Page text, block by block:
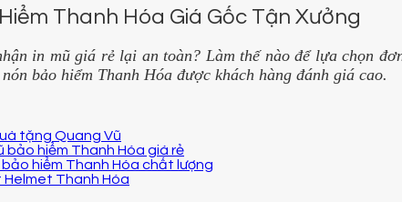
Thanh Hóa Giá Gốc Tận Xưởng
in mũ giá rẻ lại an toàn? Làm thế nào để lựa chọn
bảo hiểm Thanh Hóa được khách hàng đánh giá cao.
tặng Quang Vũ
bảo hiểm Thanh Hóa giá rẻ
hiểm Thanh Hóa chất lượng
Helmet Thanh Hóa